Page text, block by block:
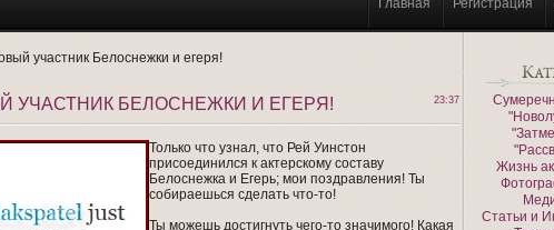
Главная Регистрация
участник Белоснежки и егеря!
23:37
УЧАСТНИК БЕЛОСНЕЖКИ И ЕГЕРЯ!
Только что узнал, что Рей Уинстон
присоединился к актерскому составу
Белоснежка и Егерь; мои поздравления! Ты
собираешься сделать что-то!
Ты можешь достигнуть чего-то значимого! Какая
Жизнь
Статьи и